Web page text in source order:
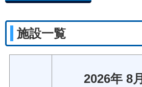
施設一覧
2026年 8月